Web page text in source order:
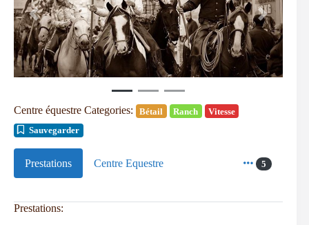
Précédent Suivant
Centre équestre Categories: Bétail Ranch
Vitesse
Sauvegarder
Prestations Centre Equestre 5
Prestations: